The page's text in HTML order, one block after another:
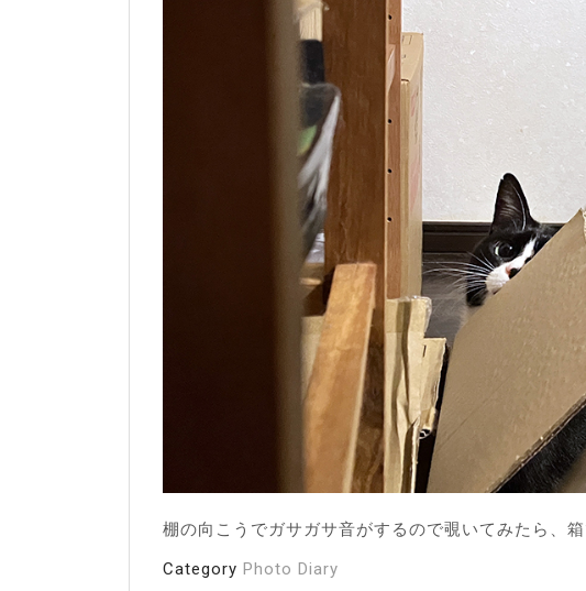
棚の向こうでガサガサ音がするので覗いてみたら、
Category Photo Diary